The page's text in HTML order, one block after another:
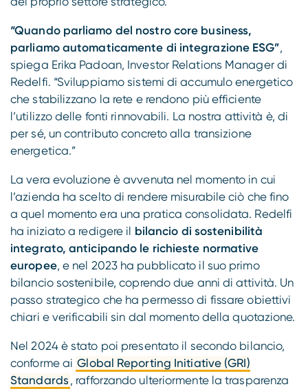
“Quando parliamo del nostro core business,
parliamo automaticamente di integrazione ESG”,
spiega Erika Padoan, Investor Relations Manager di
Redelfi. “Sviluppiamo sistemi di accumulo energetico
che stabilizzano la rete e rendono più efficiente
l’utilizzo delle fonti rinnovabili. La nostra attività è, di
per sé, un contributo concreto alla transizione
energetica.”
La vera evoluzione è avvenuta nel momento in cui
l’azienda ha scelto di rendere misurabile ciò che fino
a quel momento era una pratica consolidata. Redelfi
ha iniziato a redigere il bilancio di sostenibilità
integrato, anticipando le richieste normative
europee, e nel 2023 ha pubblicato il suo primo
bilancio sostenibile, coprendo due anni di attività. Un
passo strategico che ha permesso di fissare obiettivi
chiari e verificabili sin dal momento della quotazione.
Nel 2024 è stato poi presentato il secondo bilancio,
conforme ai Global Reporting Initiative (GRI)
Standards, rafforzando ulteriormente la trasparenza